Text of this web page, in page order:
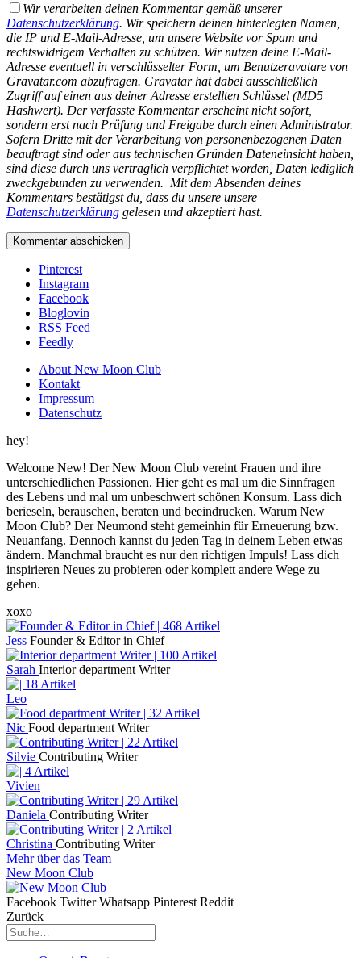
Wir verarbeiten deinen Kommentar gemäß unserer
Datenschutzerklärung. Wir speichern deinen hinterlegten Namen,
die IP und E-Mail-Adresse, um unsere Website vor Spam und
rechtswidrigem Verhalten zu schützen. Wir nutzen deine E-Mail-
Adresse eventuell in verschlüsselter Form, um Benutzeravatare von
Gravatar.com abzufragen. Gravatar hat dabei ausschließlich
Zugriff auf einen aus deiner Adresse erstellten Schlüssel (MD5
Hashwert). Der verfasste Kommentar erscheint nicht sofort,
sondern erst nach Prüfung und Freigabe durch einen Administrator.
Sofern Dritte mit der Verarbeitung von personenbezogenen Daten
beauftragt sind oder aus technischen Gründen Dateneinsicht haben,
sind diese durch uns vertraglich verpflichtet worden, Daten lediglich
zweckgebunden zu verwenden. Mit dem Absenden deines
Kommentars bestätigst du, dass du unsere unsere
Datenschutzerklärung gelesen und akzeptiert hast.
Pinterest
Instagram
Facebook
Bloglovin
RSS Feed
Feedly
About New Moon Club
Kontakt
Impressum
Datenschutz
hey!
Welcome New! Der New Moon Club vereint Frauen und ihre
unterschiedlichen Passionen. Hier geht es mal um die Sinnfragen
des Lebens und mal um unbeschwert schönen Konsum. Lass dich
berieseln, berauschen, beraten und beeindrucken. Warum New
Moon Club? Der Neumond steht gemeinhin für Erneuerung bzw.
Neuanfang. Dennoch kannst du jeden Tag in deinem Leben etwas
ändern. Manchmal braucht es nur den richtigen Impuls! Lass dich
inspirieren Neues zu probieren oder komplett andere Wege zu
gehen.
xoxo
Jess Founder & Editor in Chief
Sarah Interior department Writer
Leo
Nic Food department Writer
Silvie Contributing Writer
Vivien
Daniela Contributing Writer
Christina Contributing Writer
Mehr über das Team
New Moon Club
Facebook Twitter Whatsapp Pinterest Reddit
Zurück